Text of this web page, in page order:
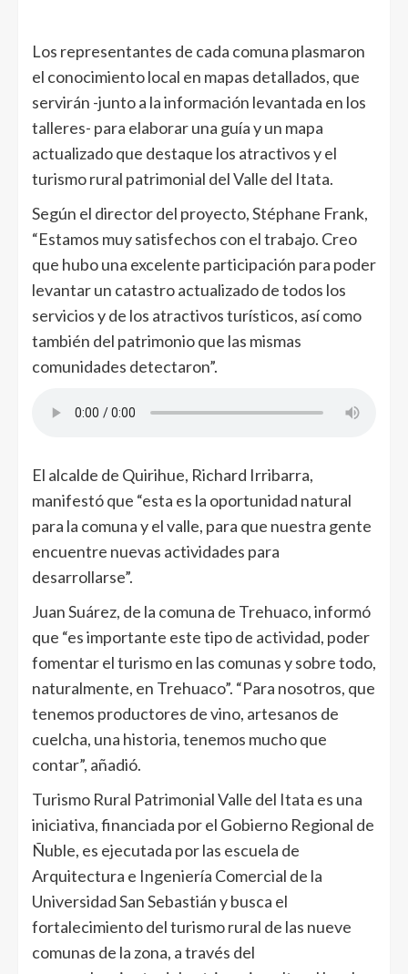
Los representantes de cada comuna plasmaron
el conocimiento local en mapas detallados, que
servirán -junto a la información levantada en los
talleres- para elaborar una guía y un mapa
actualizado que destaque los atractivos y el
turismo rural patrimonial del Valle del Itata.
Según el director del proyecto, Stéphane Frank,
“Estamos muy satisfechos con el trabajo. Creo
que hubo una excelente participación para poder
levantar un catastro actualizado de todos los
servicios y de los atractivos turísticos, así como
también del patrimonio que las mismas
comunidades detectaron”.
El alcalde de Quirihue, Richard Irribarra,
manifestó que “esta es la oportunidad natural
para la comuna y el valle, para que nuestra gente
encuentre nuevas actividades para
desarrollarse”.
Juan Suárez, de la comuna de Trehuaco, informó
que “es importante este tipo de actividad, poder
fomentar el turismo en las comunas y sobre todo,
naturalmente, en Trehuaco”. “Para nosotros, que
tenemos productores de vino, artesanos de
cuelcha, una historia, tenemos mucho que
contar”, añadió.
Turismo Rural Patrimonial Valle del Itata es una
iniciativa, financiada por el Gobierno Regional de
Ñuble, es ejecutada por las escuela de
Arquitectura e Ingeniería Comercial de la
Universidad San Sebastián y busca el
fortalecimiento del turismo rural de las nueve
comunas de la zona, a través del